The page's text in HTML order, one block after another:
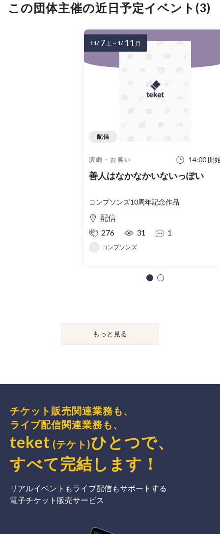
この団体主催の近日予定イベント(3)
演劇・お笑い 14:00 開
善人はなかなかいないっぽい
コンプソンズ10周年記念作品
配信
276
31 1
コンプソンズ
配信
11/ 7土~ 1/ 11 月
もっと見る
チケット販売関連業務も、
ライブ配信関連業務も、
teket (テケト)ひとつで、
すべて完結 します ！
リアルイベントもライブ配信もサポートする
電子チケット販売サービス